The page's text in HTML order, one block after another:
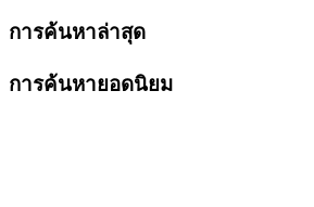
การค้นหาล่าสุด
การค้นหายอดนิยม